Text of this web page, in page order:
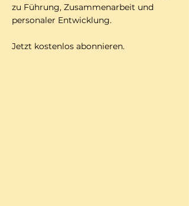
zu Führung, Zusammenarbeit und
personaler Entwicklung.
Jetzt kostenlos abonnieren.